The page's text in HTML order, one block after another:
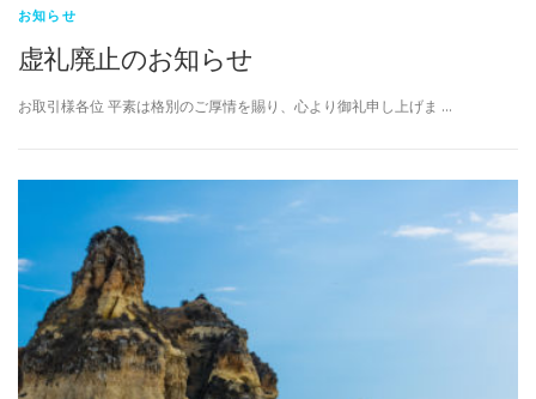
お知らせ
虚礼廃止のお知らせ
お取引様各位 平素は格別のご厚情を賜り、心より御礼申し上げま …